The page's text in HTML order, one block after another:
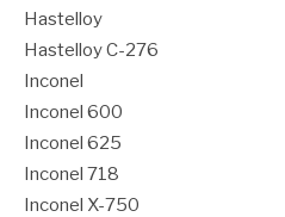
Hastelloy
Hastelloy C-276
Inconel
Inconel 600
Inconel 625
Inconel 718
Inconel X-750